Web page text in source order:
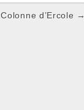
Colonne d’Ercole →